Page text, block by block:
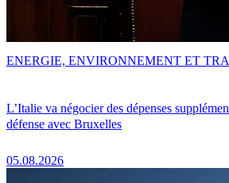
L’Italie va négocier des dépenses
défense avec Bruxelles
05.08.2026
ENERGIE, ENVIRONNEMENT ET